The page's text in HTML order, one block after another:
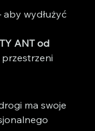
aby wydłużyć
ANT od
przestrzeni
ma swoje